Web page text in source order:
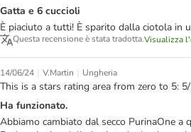
Gatta e 6 cuccioli
È piaciuto a tutti! È sparito dalla ciotola in
Questa recensione è stata tradotta.Visualizza
14/06/24 | V.Martin | Ungheria
This is a stars rating area from zero to 5:
Ha funzionato.
Abbiamo cambiato dal secco PurinaOne a